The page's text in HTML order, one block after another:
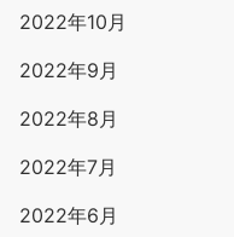
2022年10月
2022年9月
2022年8月
2022年7月
2022年6月